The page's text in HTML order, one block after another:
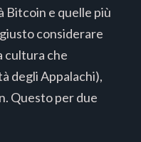
Bitcoin e quelle più
considerare
cultura che
degli Appalachi),
Questo per due